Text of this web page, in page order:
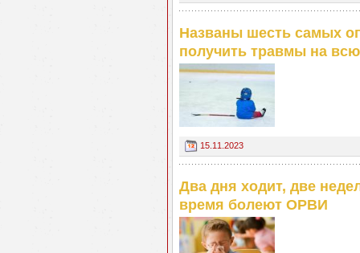
Названы шесть самых
получить травмы на
15.11.2023
Два дня ходит, две
время болеют ОРВИ